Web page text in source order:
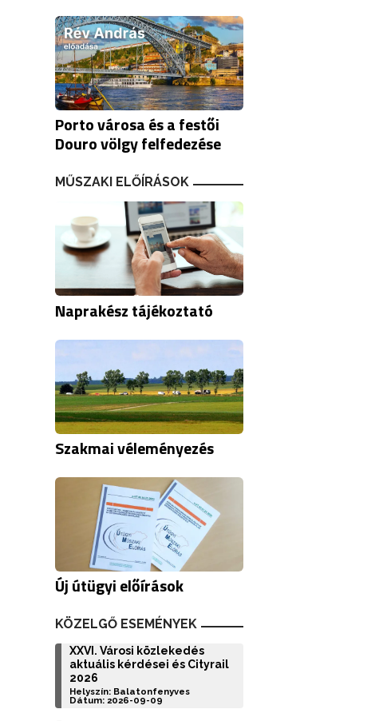
Porto városa és a festői
Douro völgy felfedezése
MŰSZAKI ELŐÍRÁSOK
Naprakész tájékoztató
Szakmai véleményezés
Új útügyi előírások
KÖZELGŐ ESEMÉNYEK
XXVI. Városi közlekedés
aktuális kérdései és Cityrail
2026
Helyszín: Balatonfenyves
Dátum: 2026-09-09